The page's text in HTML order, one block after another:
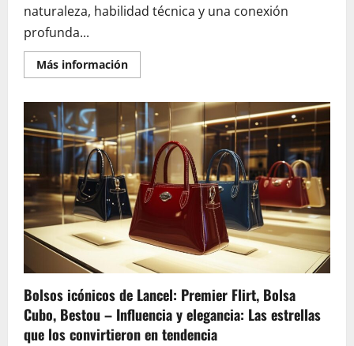
naturaleza, habilidad técnica y una conexión
profunda...
Más informaciónEn
savoir
Accesorios
de
seguridad
y
rescate:
10
ideas
de
regalos
para
hacer
feliz
a
cazador
experimentado
Bolsos icónicos de Lancel: Premier Flirt, Bolsa
Cubo, Bestou – Influencia y elegancia: Las estrellas
que los convirtieron en tendencia